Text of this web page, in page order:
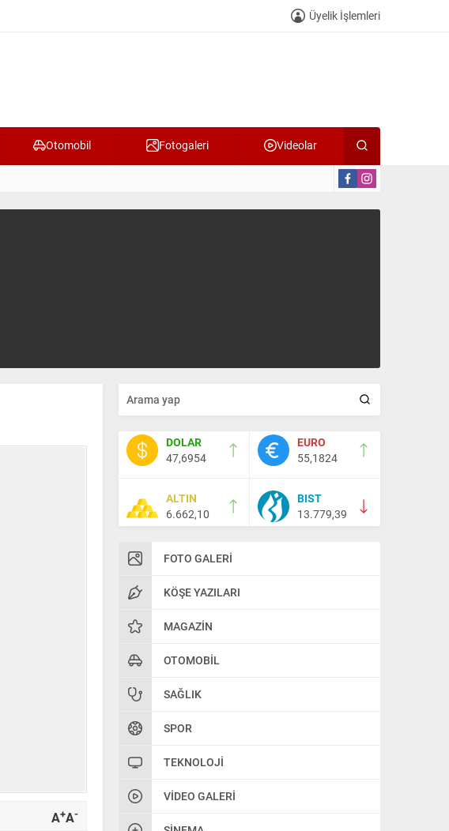
Üyelik İşlemleri
Otomobil Fotogaleri Videolar
DOLAR
47,6954
EURO
55,1824
ALTIN
6.662,10
BIST
13.779,39
FOTO GALERI
KÖŞE YAZILARI
MAGAZIN
OTOMOBIL
SAĞLIK
SPOR
TEKNOLOJI
VIDEO GALERI
A+A-